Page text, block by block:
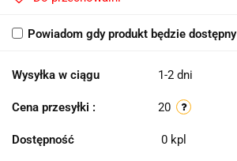
Powiadom gdy produkt będzie dostępny
Wysyłka w ciągu 1-2 dni
Cena przesyłki : 20
Dostępność 0 kpl